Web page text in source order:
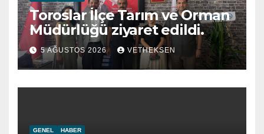
Toroslar İlçe Tarım ve Orman
Müdürlüğü ziyaret edildi.
5 AĞUSTOS 2026 VETHEKSEN
GENEL HABER